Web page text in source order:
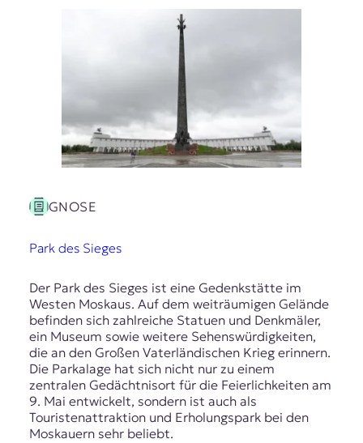
GNOSE
Park des Sieges
Der Park des Sieges ist eine Gedenkstätte im
Westen Moskaus. Auf dem weiträumigen Gelände
befinden sich zahlreiche Statuen und Denkmäler,
ein Museum sowie weitere Sehenswürdigkeiten,
die an den Großen Vaterländischen Krieg erinnern.
Die Parkalage hat sich nicht nur zu einem
zentralen Gedächtnisort für die Feierlichkeiten am
9. Mai entwickelt, sondern ist auch als
Touristenattraktion und Erholungspark bei den
Moskauern sehr beliebt.